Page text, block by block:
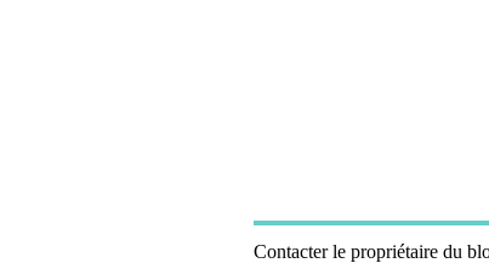
Contacter le propriétaire du